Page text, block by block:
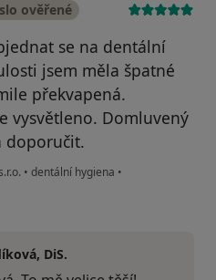
ověřené
se na dentální
jsem měla špatné
překvapená.
vysvětleno. Domluvený
doporučit.
• dentální hygiena •
DiS.